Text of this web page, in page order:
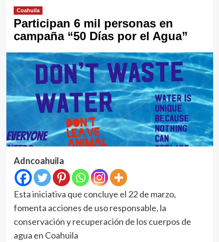
Coahuila
Participan 6 mil personas en
campaña “50 Días por el Agua”
Adncoahuila
Esta iniciativa que concluye el 22 de marzo,
fomenta acciones de uso responsable, la
conservación y recuperación de los cuerpos de
agua en Coahuila